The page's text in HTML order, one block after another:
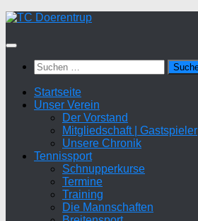
Zum
springen
Suchen
nach:
Startseite
Unser Verein
Der Vorstand
Mitgliedschaft | Gastspieler
Unsere Chronik
Tennissport
Schnupperkurse
Termine
Training
Die Mannschaften